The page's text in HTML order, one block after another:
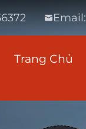
Email:
Trang Chủ